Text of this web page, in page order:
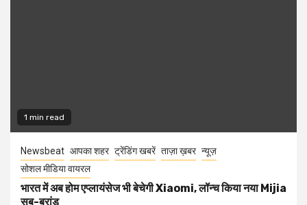
1 min read
Newsbeat आपका शहर ट्रेंडिंग खबरें ताज़ा ख़बर न्यूज़
सोशल मीडिया वायरल
भारत में अब होम एप्लायंसेज भी बेचेगी Xiaomi, लॉन्च किया नया Mijia
सब-ब्रांड